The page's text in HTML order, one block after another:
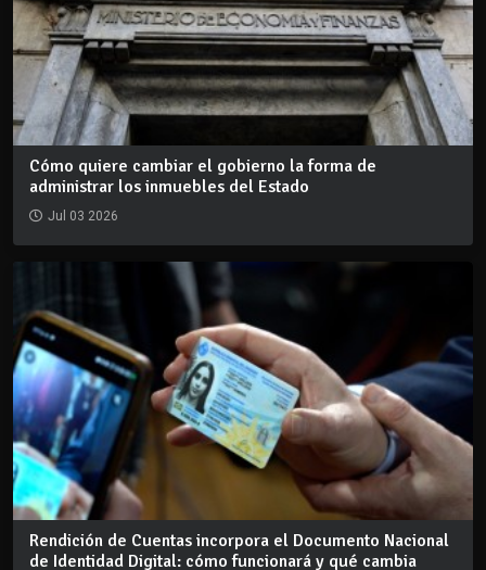
Cómo quiere cambiar el gobierno la forma de
administrar los inmuebles del Estado
Jul 03 2026
Rendición de Cuentas incorpora el Documento Nacional
de Identidad Digital: cómo funcionará y qué cambia